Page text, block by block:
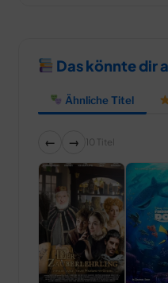
Das könnte dir
Ähnliche Titel
← → 10 Titel